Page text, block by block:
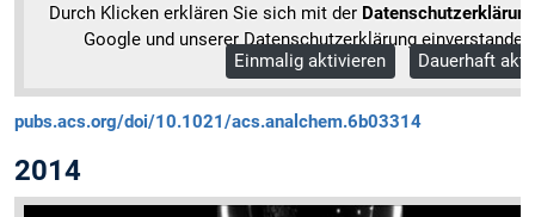
Durch Klicken erklären Sie sich mit der
Google und unserer Datenschutzerklärung
Mehr Informationen
Einmalig aktivieren Dauerhaft
pubs.acs.org/doi/10.1021/acs.analchem.6b03314
2014